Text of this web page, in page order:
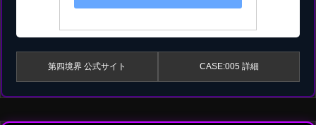
第四境界 公式サイト CASE:005 詳細